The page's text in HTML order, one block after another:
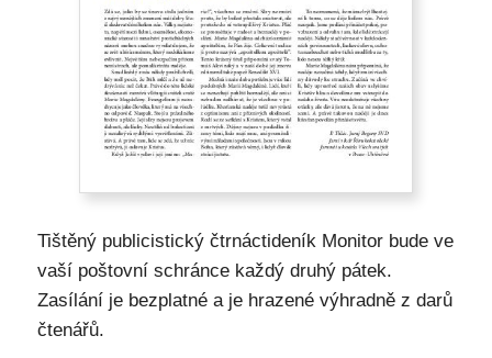
Tištěný publicistický čtrnáctideník Monitor bude ve
vaší poštovní schránce každý druhý pátek.
Zasílání je bezplatné a je hrazené výhradně z darů
čtenářů.